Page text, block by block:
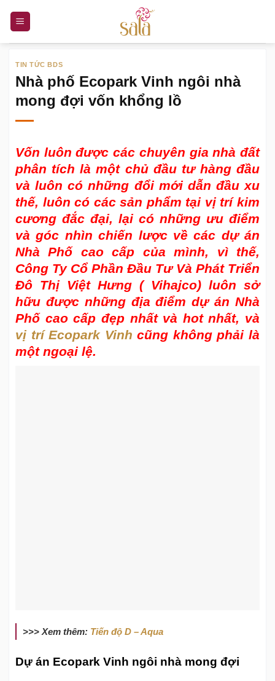
nội
TIN TỨC BDS
Nhà phố Ecopark Vinh ngôi nhà
mong đợi vốn khổng lồ
Vốn luôn được các chuyên gia nhà đất
phân tích là một chủ đầu tư hàng đầu
và luôn có những đổi mới dẫn đầu xu
thế, luôn có các sản phẩm tại vị trí kim
cương đắc đại, lại có những ưu điểm
và góc nhìn chiến lược về các dự án
Nhà Phố cao cấp của mình, vì thế,
Công Ty Cổ Phần Đầu Tư Và Phát Triển
Đô Thị Việt Hưng ( Vihajco) luôn sở
hữu được những địa điểm dự án Nhà
Phố cao cấp đẹp nhất và hot nhất, và
vị trí Ecopark Vinh cũng không phải là
một ngoại lệ.
>>> Xem thêm: Tiến độ D – Aqua
Dự án Ecopark Vinh ngôi nhà mong đợi